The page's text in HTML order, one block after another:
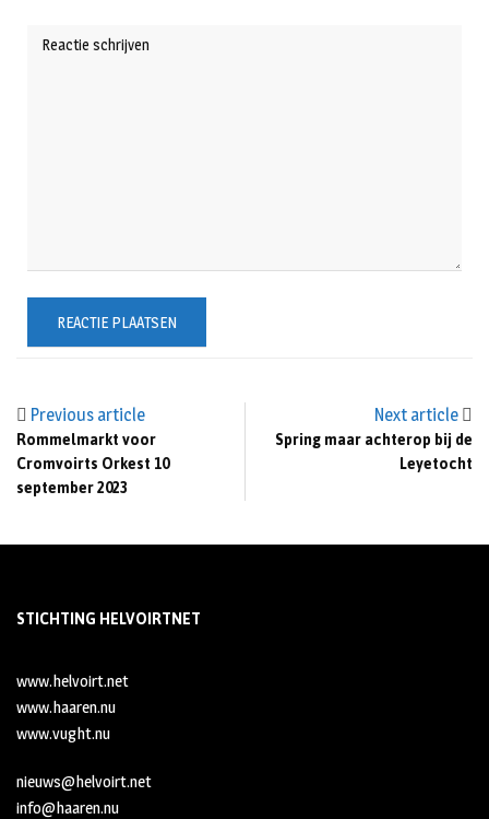
Previous article
Rommelmarkt voor
Cromvoirts Orkest 10
september 2023
Next article
Spring maar achterop bij de
Leyetocht
STICHTING HELVOIRTNET
www.helvoirt.net
www.haaren.nu
www.vught.nu
nieuws@helvoirt.net
info@haaren.nu